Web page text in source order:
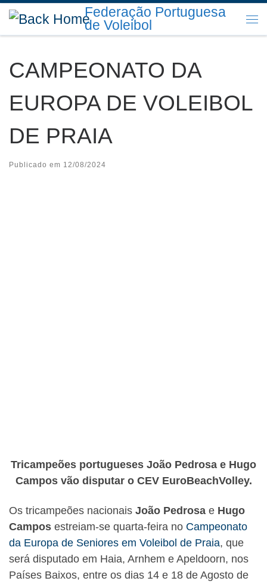
Skip to content Federação Portuguesa
de Voleibol
CAMPEONATO DA
EUROPA DE VOLEIBOL
DE PRAIA
Publicado em 12/08/2024
Tricampeões portugueses João Pedrosa e Hugo
Campos vão disputar o CEV EuroBeachVolley.
Os tricampeões nacionais João Pedrosa e Hugo
Campos estreiam-se quarta-feira no Campeonato
da Europa de Seniores em Voleibol de Praia, que
será disputado em Haia, Arnhem e Apeldoorn, nos
Países Baixos, entre os dias 14 e 18 de Agosto de